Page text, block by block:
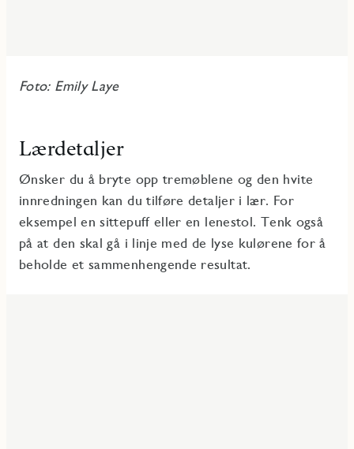
Foto: Emily Laye
Lærdetaljer
Ønsker du å bryte opp tremøblene og den hvite
innredningen kan du tilføre detaljer i lær. For
eksempel en sittepuff eller en lenestol. Tenk også
på at den skal gå i linje med de lyse kulørene for å
beholde et sammenhengende resultat.